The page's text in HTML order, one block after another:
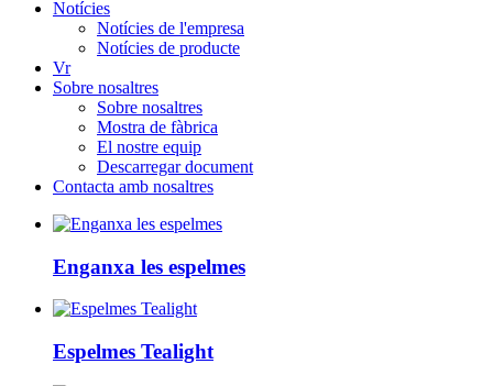
Notícies
Notícies de l'empresa
Notícies de producte
Vr
Sobre nosaltres
Sobre nosaltres
Mostra de fàbrica
El nostre equip
Descarregar document
Contacta amb nosaltres
Enganxa les espelmes
Espelmes Tealight